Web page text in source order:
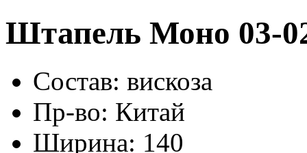
Штапель Моно 03-
Состав: вискоза
Пр-во: Китай
Ширина: 140